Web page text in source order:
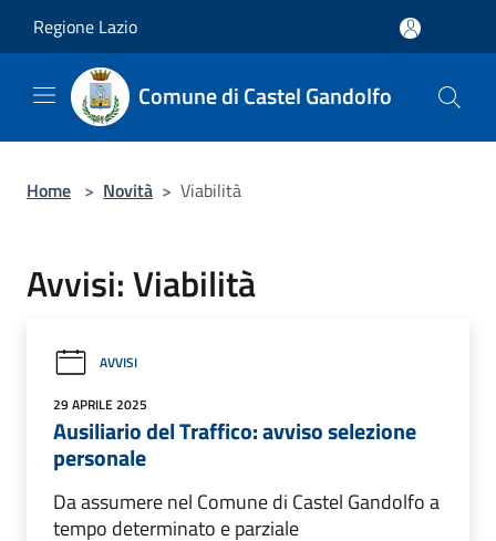
Regione Lazio
Comune di Castel Gandolfo
Home > Novità > Viabilità
Avvisi: Viabilità
AVVISI
29 APRILE 2025
Ausiliario del Traffico: avviso selezione
personale
Da assumere nel Comune di Castel Gandolfo a
tempo determinato e parziale